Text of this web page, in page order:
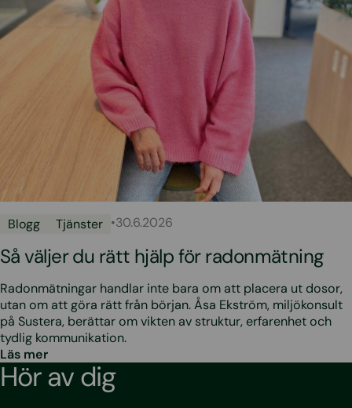
Blogg Tjänster •30.6.2026
Så väljer du rätt hjälp för radonmätning
Radonmätningar handlar inte bara om att placera ut dosor,
utan om att göra rätt från början. Åsa Ekström, miljökonsult
på Sustera, berättar om vikten av struktur, erfarenhet och
tydlig kommunikation.
Läs mer
Hör av dig